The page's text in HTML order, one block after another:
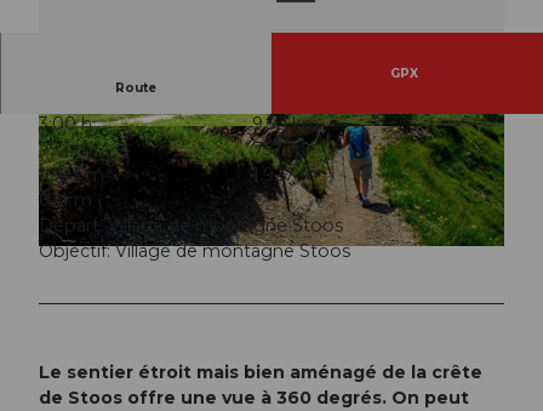
© Stoos-Muotatal Tourismus, Stoos-Muotatal Tourismus
© Stoos-Muotatal Tourismus, Stoos-Muotatal T
ourismus
© Stoos-Muotatal Tourismus, Stoos-Muotatal T
ourismus
Route
GPX
3:00 h
9,50 km
757 m
757 m
1.303 m
1.927 m
624 m
Départ: Village de montagne Stoos
Objectif: Village de montagne Stoos
Le sentier étroit mais bien aménagé de la crête
de Stoos offre une vue à 360 degrés. On peut